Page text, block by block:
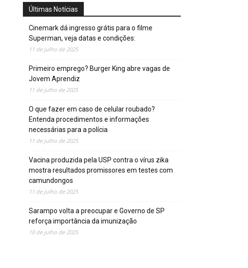
Últimas Notícias
Cinemark dá ingresso grátis para o filme
Superman, veja datas e condições:
11 de julho de 2025
Primeiro emprego? Burger King abre vagas de
Jovem Aprendiz
11 de julho de 2025
O que fazer em caso de celular roubado?
Entenda procedimentos e informações
necessárias para a polícia
11 de julho de 2025
Vacina produzida pela USP contra o vírus zika
mostra resultados promissores em testes com
camundongos
11 de julho de 2025
Sarampo volta a preocupar e Governo de SP
reforça importância da imunização
10 de julho de 2025